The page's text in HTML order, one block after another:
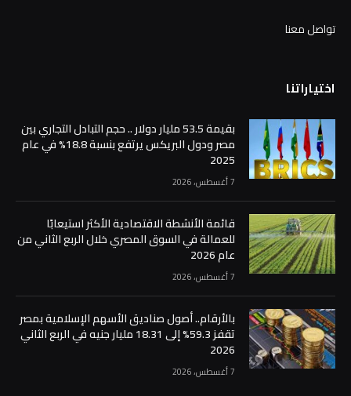
تواصل معنا
اختياراتنا
بقيمة 53.5 مليار دولار .. حجم التبادل التجاري بين
مصر ودول البريكس يرتفع بنسبة 18.8% في عام
2025
7 أغسطس، 2026
قائمة الأنشطة الاقتصادية الأكثر استيعابًا
للعمالة في السوق المصري خلال الربع الثاني من
عام 2026
7 أغسطس، 2026
بالأرقام.. أصول صناديق الأسهم الإسلامية بمصر
تقفز 59.3% إلى 18.31 مليار جنيه في الربع الثاني
2026
7 أغسطس، 2026